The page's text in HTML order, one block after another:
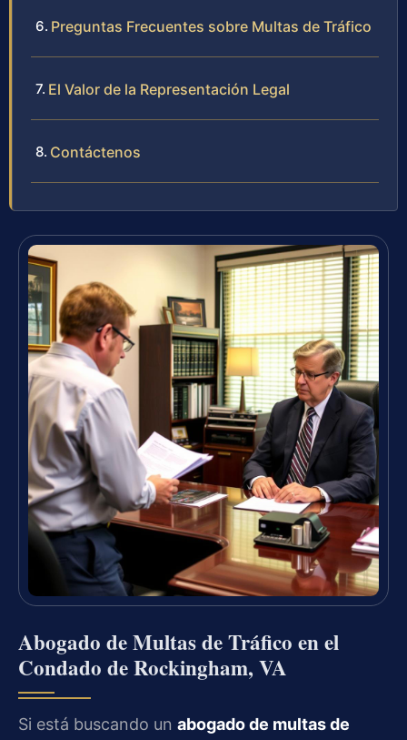
Preguntas Frecuentes sobre Multas de Tráfico
El Valor de la Representación Legal
Contáctenos
Abogado de Multas de Tráfico en el
Condado de Rockingham, VA
Si está buscando un abogado de multas de